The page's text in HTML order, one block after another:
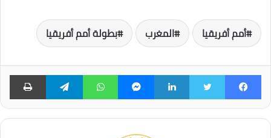
أمم أفريقيا المغرب بطولة أمم أفريقيا
فيسبوك لينكدإن ماسنجر واتساب تيلقرام